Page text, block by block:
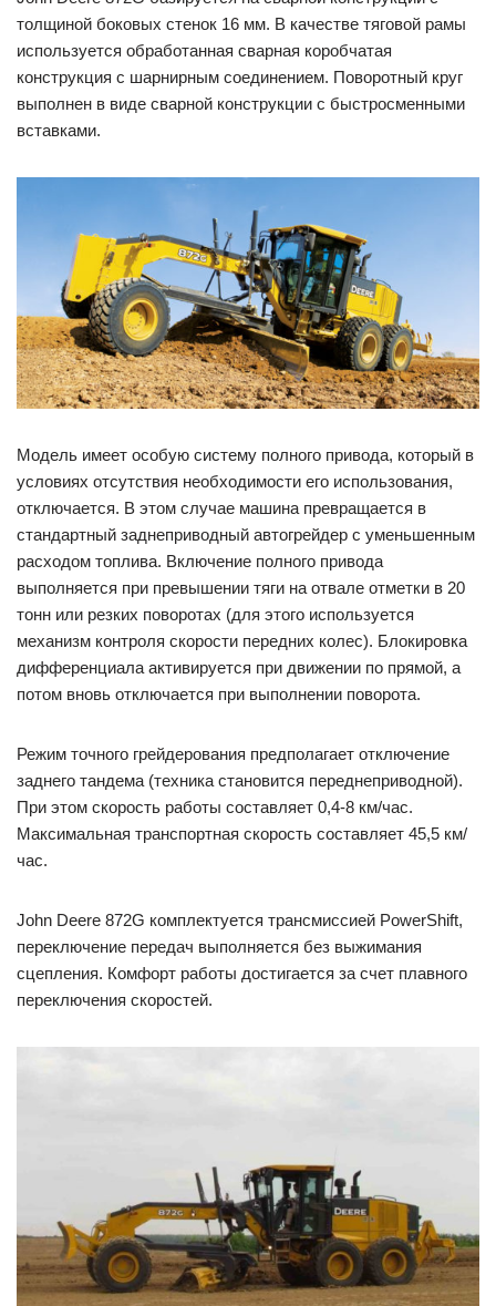
толщиной боковых стенок 16 мм. В качестве тяговой рамы
используется обработанная сварная коробчатая
конструкция с шарнирным соединением. Поворотный круг
выполнен в виде сварной конструкции с быстросменными
вставками.
Модель имеет особую систему полного привода, который в
условиях отсутствия необходимости его использования,
отключается. В этом случае машина превращается в
стандартный заднеприводный автогрейдер с уменьшенным
расходом топлива. Включение полного привода
выполняется при превышении тяги на отвале отметки в 20
тонн или резких поворотах (для этого используется
механизм контроля скорости передних колес). Блокировка
дифференциала активируется при движении по прямой, а
потом вновь отключается при выполнении поворота.
Режим точного грейдерования предполагает отключение
заднего тандема (техника становится переднеприводной).
При этом скорость работы составляет 0,4-8 км/час.
Максимальная транспортная скорость составляет 45,5 км/
час.
John Deere 872G комплектуется трансмиссией PowerShift,
переключение передач выполняется без выжимания
сцепления. Комфорт работы достигается за счет плавного
переключения скоростей.